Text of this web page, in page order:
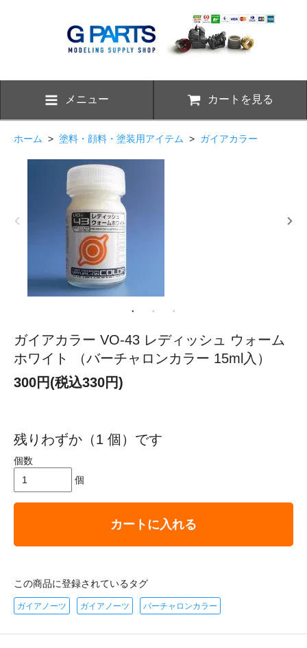
メニュー カートを見る
ホーム > 塗料・顔料・塗装用アイテム > ガイアカラー
ガイアカラー VO-43 レディッシュ ウォーム
ホワイト （バーチャロンカラー 15ml入）
300円(税込330円)
残りわずか（1 個）です
個数
個
カートに入れる
この商品に登録されているタグ
ガイアノーツ ガイアノーツ バーチャロンカラー